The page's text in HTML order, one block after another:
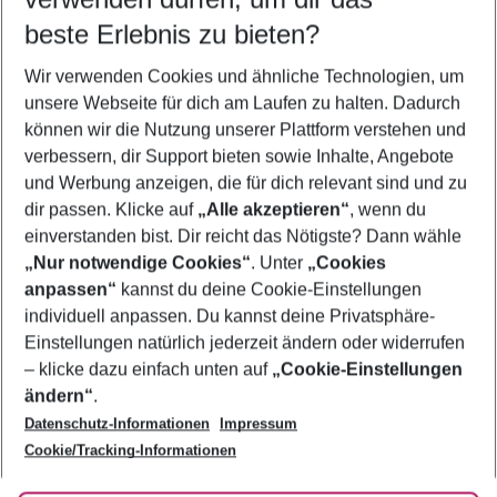
5-8 Nächte
2 Erwachsene Keine Kinder
Mehr Filter anzeigen
Footer
Footer navigation
Über uns
AGB
Bestpreisgarantie
Cookie-Einstellungen ändern
Cookie-Richtlinie
Agenturbetreuung
Barrierefreies Reisen
Folge uns
beste Erlebnis zu bieten?
Wir verwenden Cookies und ähnliche Technologien, um
unsere Webseite für dich am Laufen zu halten. Dadurch
können wir die Nutzung unserer Plattform verstehen und
verbessern, dir Support bieten sowie Inhalte, Angebote
und Werbung anzeigen, die für dich relevant sind und zu
dir passen. Klicke auf „Alle akzeptieren“, wenn du
einverstanden bist. Dir reicht das Nötigste? Dann wähle
„Nur notwendige Cookies“. Unter „Cookies
anpassen“ kannst du deine Cookie-Einstellungen
individuell anpassen. Du kannst deine Privatsphäre-
Einstellungen natürlich jederzeit ändern oder widerrufen
– klicke dazu einfach unten auf „Cookie-Einstellungen
ändern“.
Datenschutz-Informationen
Impressum
Cookie/Tracking-Informationen